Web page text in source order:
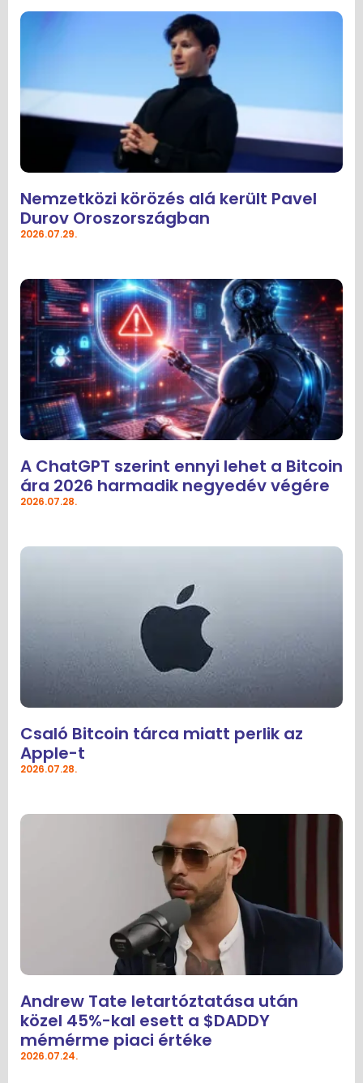
Nemzetközi körözés alá került Pavel
Durov Oroszországban
2026.07.29.
A ChatGPT szerint ennyi lehet a Bitcoin
ára 2026 harmadik negyedév végére
2026.07.28.
Csaló Bitcoin tárca miatt perlik az
Apple-t
2026.07.28.
Andrew Tate letartóztatása után
közel 45%-kal esett a $DADDY
mémérme piaci értéke
2026.07.24.